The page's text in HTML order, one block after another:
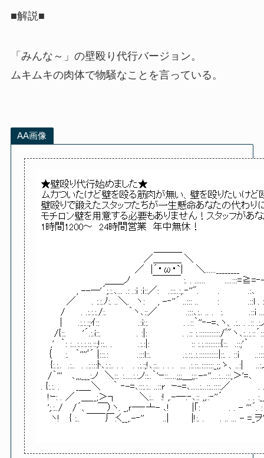
■解説■
「みんな～」の壁殴り代行バージョン。
ムキムキの肉体で物騒なことを言っている。
AA画像